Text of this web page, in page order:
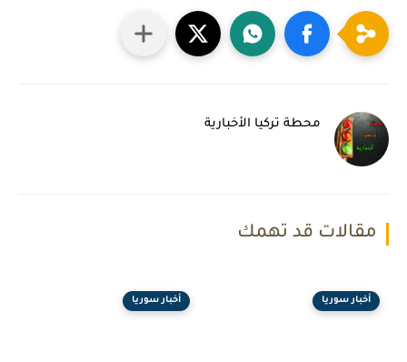
محطة تركيا الأخبارية
مقالات قد تهمك
أخبار سوريا أخبار سوريا